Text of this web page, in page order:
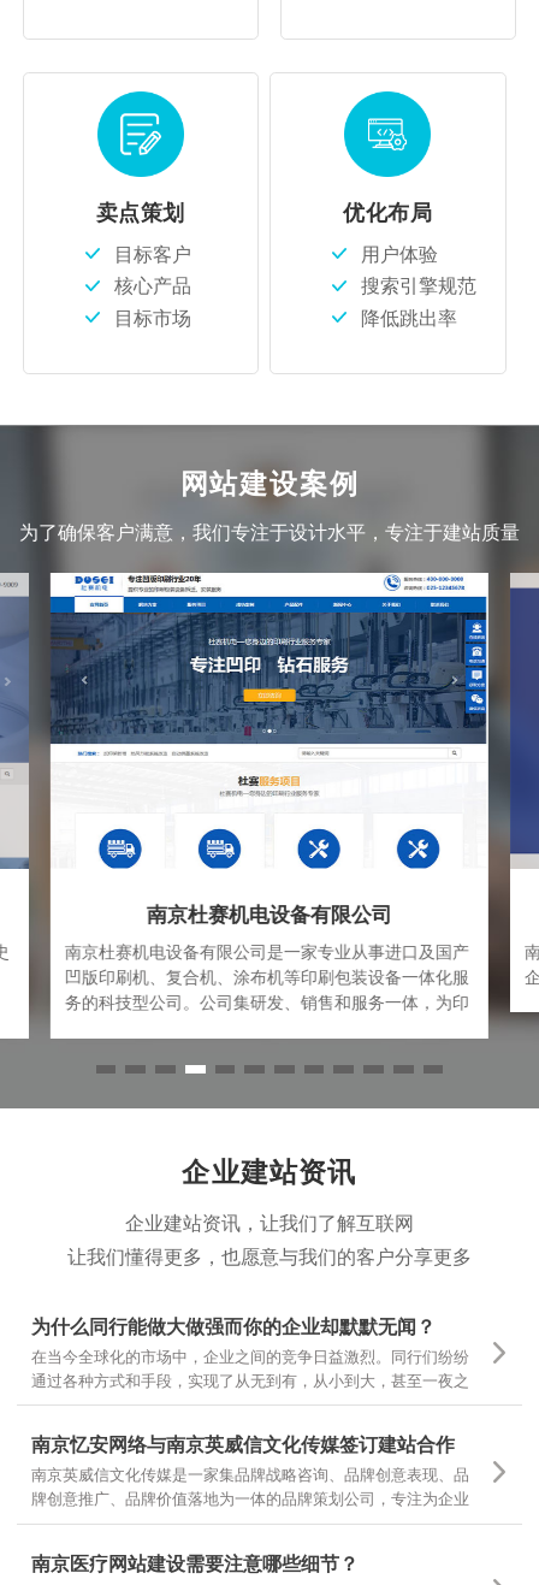
卖点策划
目标客户
核心产品
目标市场
优化布局
用户体验
搜索引擎规范
降低跳出率
网站建设案例
为了确保客户满意，我们专注于设计水平，专注于建站质量
产
南京咸鱼文化发展有限公司网站制作案例
南京咸鱼文化发展有限公司主要致力于企业形象设计，
企业营销策划，旅游项目策划等品牌设计和策划
企业建站资讯
企业建站资讯，让我们了解互联网
让我们懂得更多，也愿意与我们的客户分享更多
为什么同行能做大做强而你的企业却默默无闻？
在当今全球化的市场中，企业之间的竞争日益激烈。同行们纷纷
通过各种方式和手段，实现了从无到有，从小到大，甚至一夜之
间家喻户晓。然而，为什么有些企业却仍然在默默无闻中挣扎
南京忆安网络与南京英威信文化传媒签订建站合作
南京英威信文化传媒是一家集品牌战略咨询、品牌创意表现、品
牌创意推广、品牌价值落地为一体的品牌策划公司，专注为企业
提供品牌定位和品牌设计 坚持专项调研，精准诊断，团队策划，
一种认可
南京医疗网站建设需要注意哪些细节？